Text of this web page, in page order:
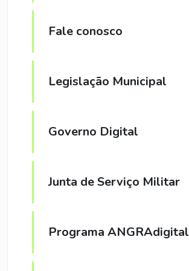
Fale conosco
Legislação Municipal
Governo Digital
Junta de Serviço Militar
Programa ANGRAdigital